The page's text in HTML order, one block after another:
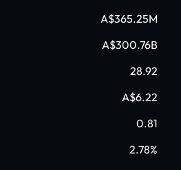
A$365.25M
A$300.76B
28.92
A$6.22
0.81
2.78%